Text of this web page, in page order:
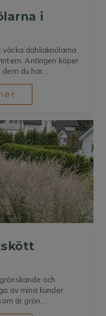
i
dahliaknölarna
Antingen köper
dem du har
De ska kännas
torra och
och
av mina kunder
är grön,